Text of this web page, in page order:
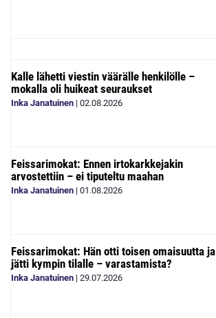
Kalle lähetti viestin väärälle henkilölle –
mokalla oli huikeat seuraukset
Inka Janatuinen | 02.08.2026
Feissarimokat: Ennen irtokarkkejakin
arvostettiin – ei tiputeltu maahan
Inka Janatuinen | 01.08.2026
Feissarimokat: Hän otti toisen omaisuutta ja
jätti kympin tilalle – varastamista?
Inka Janatuinen | 29.07.2026